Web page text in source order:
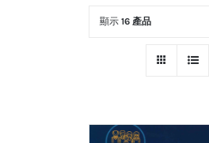
顯示 16 產品